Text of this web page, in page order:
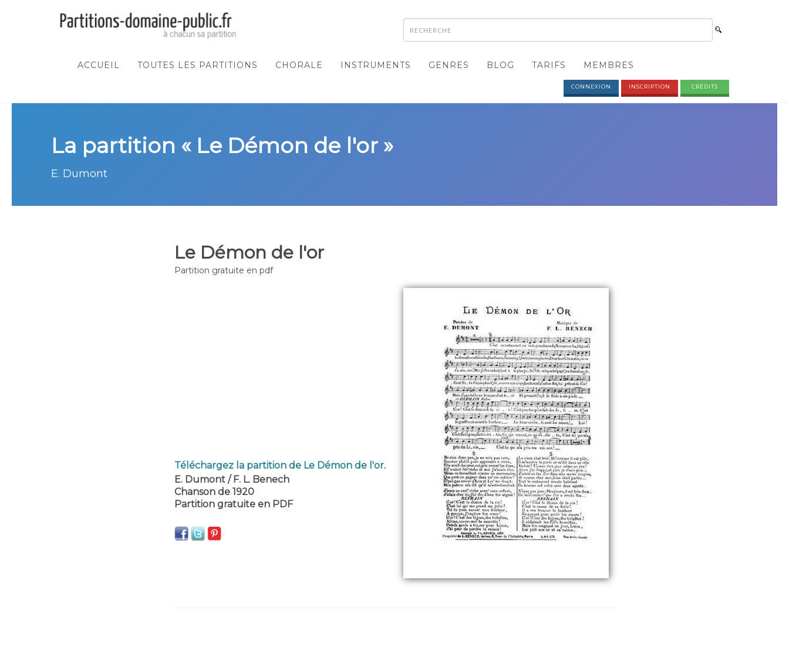
ACCUEIL TOUTES LES PARTITIONS CHORALE INSTRUMENTS GENRES BLOG TARIFS MEMBRES
CONNEXION INSCRIPTION CRÉDITS
La partition « Le Démon de l'or »
E. Dumont
Le Démon de l'or
Partition gratuite en pdf
Téléchargez la partition de Le Démon de l'or.
E. Dumont / F. L. Benech
Chanson de 1920
Partition gratuite en PDF